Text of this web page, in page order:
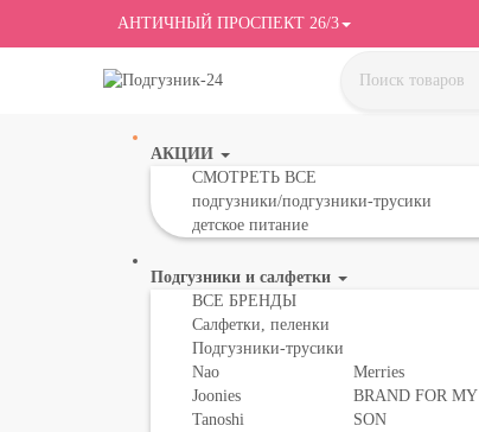
АНТИЧНЫЙ ПРОСПЕКТ 26/3
АКЦИИ
СМОТРЕТЬ ВСЕ
подгузники/подгузники-трусики
детское питание
Подгузники и салфетки
ВСЕ БРЕНДЫ
Салфетки, пеленки
Подгузники-трусики
Nao
Joonies
Tanoshi
Merries
BRAND FOR MY
SON